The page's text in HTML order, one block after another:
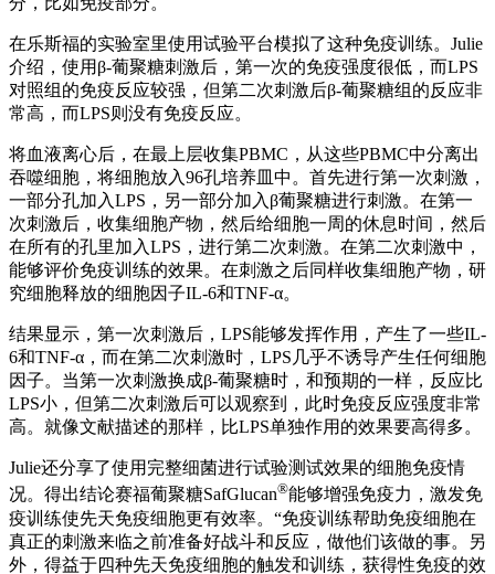
在乐斯福的实验室里使用试验平台模拟了这种免疫训练。Julie
介绍，使用β-葡聚糖刺激后，第一次的免疫强度很低，而LPS
对照组的免疫反应较强，但第二次刺激后β-葡聚糖组的反应非
常高，而LPS则没有免疫反应。
将血液离心后，在最上层收集PBMC，从这些PBMC中分离出
吞噬细胞，将细胞放入96孔培养皿中。首先进行第一次刺激，
一部分孔加入LPS，另一部分加入β葡聚糖进行刺激。在第一
次刺激后，收集细胞产物，然后给细胞一周的休息时间，然后
在所有的孔里加入LPS，进行第二次刺激。在第二次刺激中，
能够评价免疫训练的效果。在刺激之后同样收集细胞产物，研
究细胞释放的细胞因子IL-6和TNF-α。
结果显示，第一次刺激后，LPS能够发挥作用，产生了一些IL-
6和TNF-α，而在第二次刺激时，LPS几乎不诱导产生任何细胞
因子。当第一次刺激换成β-葡聚糖时，和预期的一样，反应比
LPS小，但第二次刺激后可以观察到，此时免疫反应强度非常
高。就像文献描述的那样，比LPS单独作用的效果要高得多。
Julie还分享了使用完整细菌进行试验测试效果的细胞免疫情
况。得出结论赛福葡聚糖SafGlucan®能够增强免疫力，激发免
疫训练使先天免疫细胞更有效率。“免疫训练帮助免疫细胞在
真正的刺激来临之前准备好战斗和反应，做他们该做的事。另
外，得益于四种先天免疫细胞的触发和训练，获得性免疫的效